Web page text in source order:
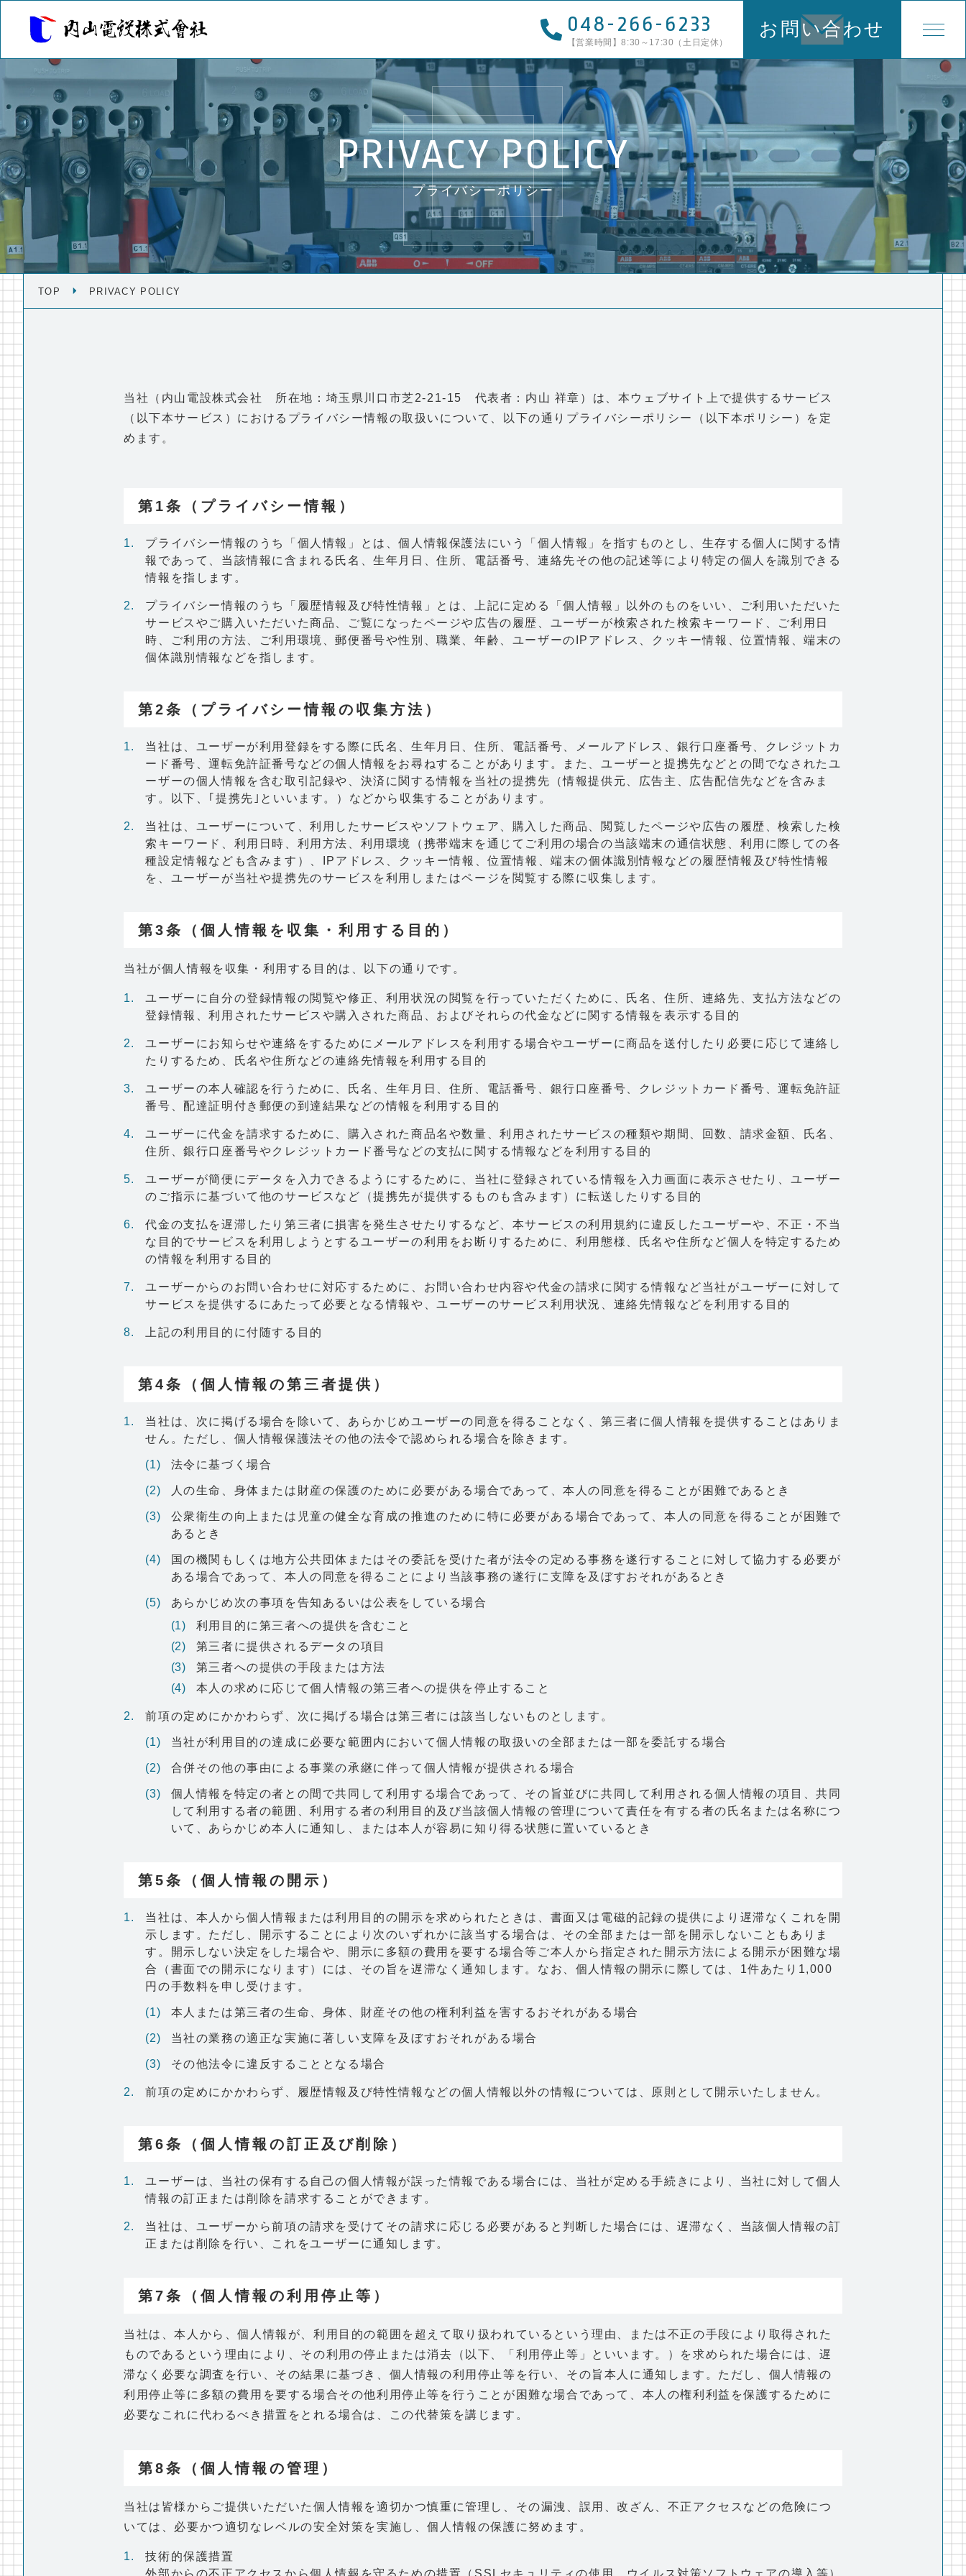
048-266-6233
【営業時間】8:30～17:30（土日定休）
お問い合わせ
TOP
ABOUT
SERVICE
WORK
NEWS
CONTENTS
コンテンツ一覧 お問い合わせフォーム
PRIVACY POLICY
プライバシーポリシー
TOP PRIVACY POLICY
当社（内山電設株式会社 所在地：埼玉県川口市芝2-21-15 代表者：内山 祥章）は、本ウェブサイト上で提供するサービス
（以下本サービス）におけるプライバシー情報の取扱いについて、以下の通りプライバシーポリシー（以下本ポリシー）を定
めます。
第1条（プライバシー情報）
プライバシー情報のうち「個人情報」とは、個人情報保護法にいう「個人情報」を指すものとし、生存する個人に関する情
報であって、当該情報に含まれる氏名、生年月日、住所、電話番号、連絡先その他の記述等により特定の個人を識別できる
情報を指します。
プライバシー情報のうち「履歴情報及び特性情報」とは、上記に定める「個人情報」以外のものをいい、ご利用いただいた
サービスやご購入いただいた商品、ご覧になったページや広告の履歴、ユーザーが検索された検索キーワード、ご利用日
時、ご利用の方法、ご利用環境、郵便番号や性別、職業、年齢、ユーザーのIPアドレス、クッキー情報、位置情報、端末の
個体識別情報などを指します。
第2条（プライバシー情報の収集方法）
当社は、ユーザーが利用登録をする際に氏名、生年月日、住所、電話番号、メールアドレス、銀行口座番号、クレジットカ
ード番号、運転免許証番号などの個人情報をお尋ねすることがあります。また、ユーザーと提携先などとの間でなされたユ
ーザーの個人情報を含む取引記録や、決済に関する情報を当社の提携先（情報提供元、広告主、広告配信先などを含みま
す。以下、｢提携先｣といいます。）などから収集することがあります。
当社は、ユーザーについて、利用したサービスやソフトウェア、購入した商品、閲覧したページや広告の履歴、検索した検
索キーワード、利用日時、利用方法、利用環境（携帯端末を通じてご利用の場合の当該端末の通信状態、利用に際しての各
種設定情報なども含みます）、IPアドレス、クッキー情報、位置情報、端末の個体識別情報などの履歴情報及び特性情報
を、ユーザーが当社や提携先のサービスを利用しまたはページを閲覧する際に収集します。
第3条（個人情報を収集・利用する目的）
当社が個人情報を収集・利用する目的は、以下の通りです。
ユーザーに自分の登録情報の閲覧や修正、利用状況の閲覧を行っていただくために、氏名、住所、連絡先、支払方法などの
登録情報、利用されたサービスや購入された商品、およびそれらの代金などに関する情報を表示する目的
ユーザーにお知らせや連絡をするためにメールアドレスを利用する場合やユーザーに商品を送付したり必要に応じて連絡し
たりするため、氏名や住所などの連絡先情報を利用する目的
ユーザーの本人確認を行うために、氏名、生年月日、住所、電話番号、銀行口座番号、クレジットカード番号、運転免許証
番号、配達証明付き郵便の到達結果などの情報を利用する目的
ユーザーに代金を請求するために、購入された商品名や数量、利用されたサービスの種類や期間、回数、請求金額、氏名、
住所、銀行口座番号やクレジットカード番号などの支払に関する情報などを利用する目的
ユーザーが簡便にデータを入力できるようにするために、当社に登録されている情報を入力画面に表示させたり、ユーザー
のご指示に基づいて他のサービスなど（提携先が提供するものも含みます）に転送したりする目的
代金の支払を遅滞したり第三者に損害を発生させたりするなど、本サービスの利用規約に違反したユーザーや、不正・不当
な目的でサービスを利用しようとするユーザーの利用をお断りするために、利用態様、氏名や住所など個人を特定するため
の情報を利用する目的
ユーザーからのお問い合わせに対応するために、お問い合わせ内容や代金の請求に関する情報など当社がユーザーに対して
サービスを提供するにあたって必要となる情報や、ユーザーのサービス利用状況、連絡先情報などを利用する目的
上記の利用目的に付随する目的
第4条（個人情報の第三者提供）
当社は、次に掲げる場合を除いて、あらかじめユーザーの同意を得ることなく、第三者に個人情報を提供することはありま
せん。ただし、個人情報保護法その他の法令で認められる場合を除きます。
法令に基づく場合
人の生命、身体または財産の保護のために必要がある場合であって、本人の同意を得ることが困難であるとき
公衆衛生の向上または児童の健全な育成の推進のために特に必要がある場合であって、本人の同意を得ることが困難で
あるとき
国の機関もしくは地方公共団体またはその委託を受けた者が法令の定める事務を遂行することに対して協力する必要が
ある場合であって、本人の同意を得ることにより当該事務の遂行に支障を及ぼすおそれがあるとき
あらかじめ次の事項を告知あるいは公表をしている場合
利用目的に第三者への提供を含むこと
第三者に提供されるデータの項目
第三者への提供の手段または方法
本人の求めに応じて個人情報の第三者への提供を停止すること
前項の定めにかかわらず、次に掲げる場合は第三者には該当しないものとします。
当社が利用目的の達成に必要な範囲内において個人情報の取扱いの全部または一部を委託する場合
合併その他の事由による事業の承継に伴って個人情報が提供される場合
個人情報を特定の者との間で共同して利用する場合であって、その旨並びに共同して利用される個人情報の項目、共同
して利用する者の範囲、利用する者の利用目的及び当該個人情報の管理について責任を有する者の氏名または名称につ
いて、あらかじめ本人に通知し、または本人が容易に知り得る状態に置いているとき
第5条（個人情報の開示）
当社は、本人から個人情報または利用目的の開示を求められたときは、書面又は電磁的記録の提供により遅滞なくこれを開
示します。ただし、開示することにより次のいずれかに該当する場合は、その全部または一部を開示しないこともありま
す。開示しない決定をした場合や、開示に多額の費用を要する場合等ご本人から指定された開示方法による開示が困難な場
合（書面での開示になります）には、その旨を遅滞なく通知します。なお、個人情報の開示に際しては、1件あたり1,000
円の手数料を申し受けます。
本人または第三者の生命、身体、財産その他の権利利益を害するおそれがある場合
当社の業務の適正な実施に著しい支障を及ぼすおそれがある場合
その他法令に違反することとなる場合
前項の定めにかかわらず、履歴情報及び特性情報などの個人情報以外の情報については、原則として開示いたしません。
第6条（個人情報の訂正及び削除）
ユーザーは、当社の保有する自己の個人情報が誤った情報である場合には、当社が定める手続きにより、当社に対して個人
情報の訂正または削除を請求することができます。
当社は、ユーザーから前項の請求を受けてその請求に応じる必要があると判断した場合には、遅滞なく、当該個人情報の訂
正または削除を行い、これをユーザーに通知します。
第7条（個人情報の利用停止等）
当社は、本人から、個人情報が、利用目的の範囲を超えて取り扱われているという理由、または不正の手段により取得された
ものであるという理由により、その利用の停止または消去（以下、「利用停止等」といいます。）を求められた場合には、遅
滞なく必要な調査を行い、その結果に基づき、個人情報の利用停止等を行い、その旨本人に通知します。ただし、個人情報の
利用停止等に多額の費用を要する場合その他利用停止等を行うことが困難な場合であって、本人の権利利益を保護するために
必要なこれに代わるべき措置をとれる場合は、この代替策を講じます。
第8条（個人情報の管理）
当社は皆様からご提供いただいた個人情報を適切かつ慎重に管理し、その漏洩、誤用、改ざん、不正アクセスなどの危険につ
いては、必要かつ適切なレベルの安全対策を実施し、個人情報の保護に努めます。
技術的保護措置
外部からの不正アクセスから個人情報を守るための措置（SSLセキュリティの使用、ウイルス対策ソフトウェアの導入等）